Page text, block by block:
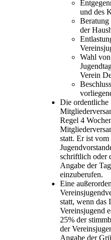
und des
Beratung
der
Wahl
Verein
Die ordentliche
Regel 4
statt. Er ist vom
schriftlich oder
Angabe der
einzuberufen.
Eine
statt, wenn das
Vereinsjugend
25% der
der
Angabe der